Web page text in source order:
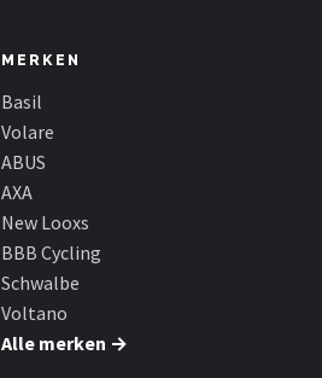
MERKEN
Basil
Volare
ABUS
AXA
New Looxs
BBB Cycling
Schwalbe
Voltano
Alle merken →